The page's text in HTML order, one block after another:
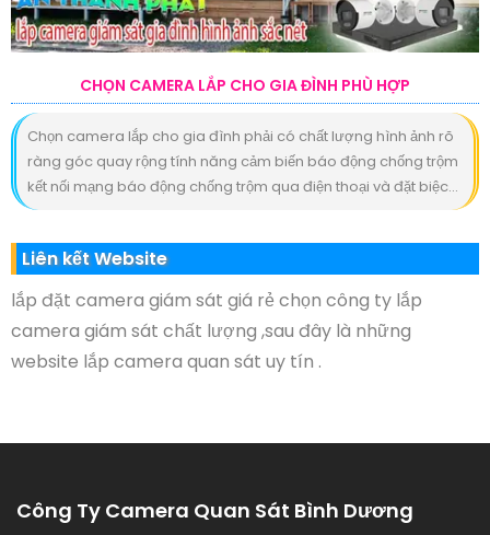
CHỌN CAMERA LẮP CHO GIA ĐÌNH PHÙ HỢP
Chọn camera lắp cho gia đình phải có chất lượng hình ảnh rõ
ràng góc quay rộng tính năng cảm biến báo động chống trộm
kết nối mạng báo động chống trộm qua điện thoại và đặt biệc...
Liên kết Website
lắp đặt camera giám sát giá rẻ chọn công ty lắp
camera giám sát chất lượng ,sau đây là những
website lắp camera quan sát uy tín .
Công Ty Camera Quan Sát Bình Dương